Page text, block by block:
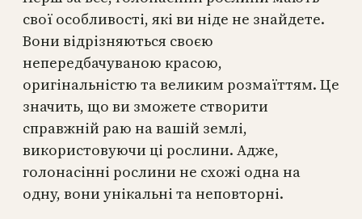
свої особливості, які ви ніде не знайдете.
Вони відрізняються своєю
непередбачуваною красою,
оригінальністю та великим розмаїттям. Це
значить, що ви зможете створити
справжній раю на вашій землі,
використовуючи ці рослини. Адже,
голонасінні рослини не схожі одна на
одну, вони унікальні та неповторні.